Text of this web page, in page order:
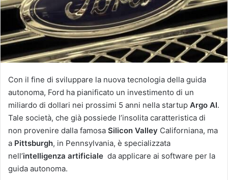
Con il fine di sviluppare la nuova tecnologia della guida
autonoma, Ford ha pianificato un investimento di un
miliardo di dollari nei prossimi 5 anni nella startup Argo AI.
Tale società, che già possiede l’insolita caratteristica di
non provenire dalla famosa Silicon Valley Californiana, ma
a Pittsburgh, in Pennsylvania, è specializzata
nell’intelligenza artificiale da applicare ai software per la
guida autonoma.